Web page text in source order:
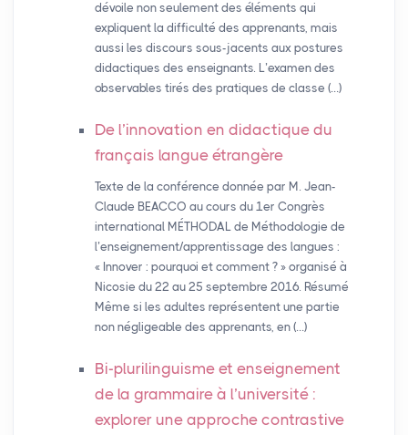
dévoile non seulement des éléments qui
expliquent la difficulté des apprenants, mais
aussi les discours sous-jacents aux postures
didactiques des enseignants. L’examen des
observables tirés des pratiques de classe (…)
De l’innovation en didactique du
français langue étrangère
Texte de la conférence donnée par M. Jean-
Claude BEACCO au cours du 1er Congrès
international MÉTHODAL de Méthodologie de
l’enseignement/apprentissage des langues :
« Innover : pourquoi et comment ? » organisé à
Nicosie du 22 au 25 septembre 2016. Résumé
Même si les adultes représentent une partie
non négligeable des apprenants, en (…)
Bi-plurilinguisme et enseignement
de la grammaire à l’université :
explorer une approche contrastive